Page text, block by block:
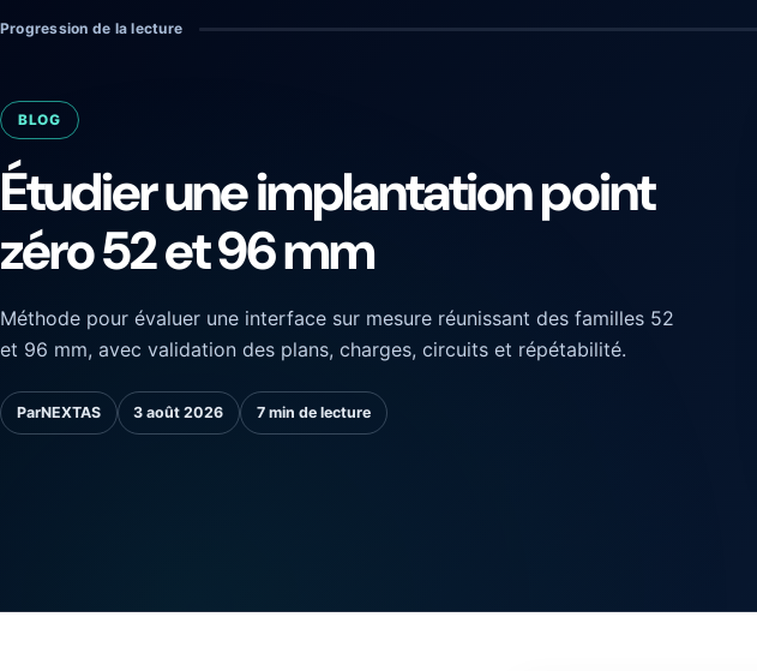
Progression de la lecture
BLOG
Étudier une implantation point
zéro 52 et 96 mm
Méthode pour évaluer une interface sur mesure réunissant des familles 52
et 96 mm, avec validation des plans, charges, circuits et répétabilité.
ParNEXTAS 3 août 2026 7 min de lecture